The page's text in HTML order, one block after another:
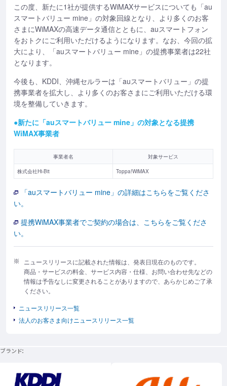
この度、新たに1社が提供するWiMAXサービスについても「au
スマートバリュー mine」の対象回線となり、より多くのお客
さまにWiMAXの高速データ通信とともに、auスマートフォン
をおトクにご利用いただけるようになります。なお、今回の拡
大により、「auスマートバリュー mine」の提携事業者は22社
となります。
今後も、KDDI、沖縄セルラーは「auスマートバリュー」の提
携事業者を拡大し、より多くのお客さまにご利用いただける環
境を整備していきます。
●新たに「auスマートバリュー mine」の対象となる提携
WiMAX事業者
事業者名 対象サービス
株式会社Hi-Bit Toppa!WiMAX
「auスマートバリュー mine」の詳細はこちらをご覧くださ
い。
提携WiMAX事業者でご契約の場合は、こちらをご覧くださ
い。
ニュースリリースに記載された情報は、発表日現在のものです。
商品・サービスの料金、サービス内容・仕様、お問い合わせ先などの
情報は予告なしに変更されることがありますので、あらかじめご了承
ください。
ニュースリリース一覧
法人のお客さま向けニュースリリース一覧
ブランド